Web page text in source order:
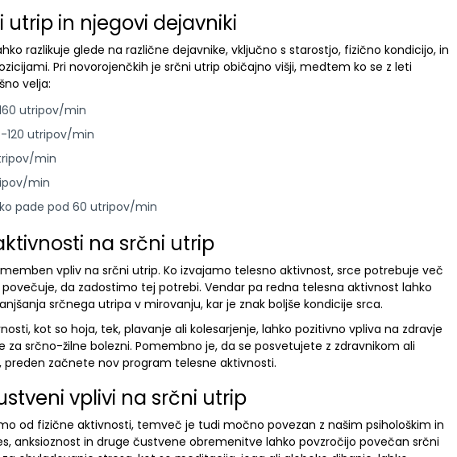
utrip in njegovi dejavniki
razlikuje glede na različne dejavnike, vključno s starostjo, fizično kondicijo, in
Pri novorojenčkih je srčni utrip običajno višji, medtem ko se z leti
velja:
utripov/min
120 utripov/min
min
min
pade pod 60 utripov/min
na srčni utrip
vpliv na srčni utrip. Ko izvajamo telesno aktivnost, srce potrebuje več
povečuje, da zadostimo tej potrebi. Vendar pa redna telesna aktivnost lahko
srčnega utripa v mirovanju, kar je znak boljše kondicije srca.
kot so hoja, tek, plavanje ali kolesarjenje, lahko pozitivno vpliva na zdravje
za srčno-žilne bolezni. Pomembno je, da se posvetujete z zdravnikom ali
začnete nov program telesne aktivnosti.
vplivi na srčni utrip
od fizične aktivnosti, temveč je tudi močno povezan z našim psihološkim in
anksioznost in druge čustvene obremenitve lahko povzročijo povečan srčni